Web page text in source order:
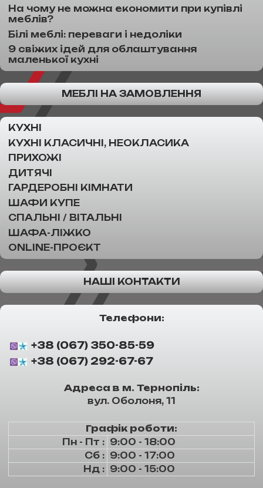
На чому не можна економити при купівлі
меблів?
Білі меблі: переваги і недоліки
9 свіжих ідей для облаштування
маленької кухні
МЕБЛІ НА ЗАМОВЛЕННЯ
КУХНІ
КУХНІ КЛАСИЧНІ, НЕОКЛАСИКА
ПРИХОЖІ
ДИТЯЧІ
ГАРДЕРОБНІ КІМНАТИ
ШАФИ КУПЕ
СПАЛЬНІ / ВІТАЛЬНІ
ШАФА-ЛІЖКО
ONLINE-ПРОЄКТ
НАШІ КОНТАКТИ
Телефони:
+38 (067) 350-85-59
+38 (067) 292-67-67
Адреса в м. Тернопіль:
вул. Оболоня, 11
Графік роботи:
Пн - Пт : 9:00 - 18:00
Сб : 9:00 - 17:00
Нд : 9:00 - 15:00